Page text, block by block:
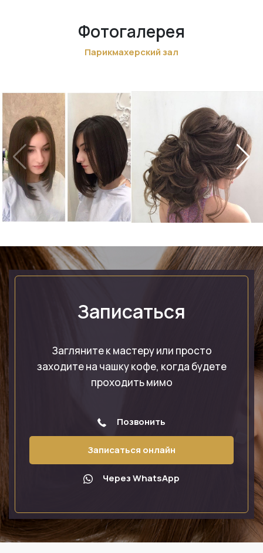
Фотогалерея
Парикмахерский зал
Записаться
Загляните к мастеру или просто
заходите на чашку кофе, когда будете
проходить мимо
Позвонить
Записаться онлайн
Через WhatsApp